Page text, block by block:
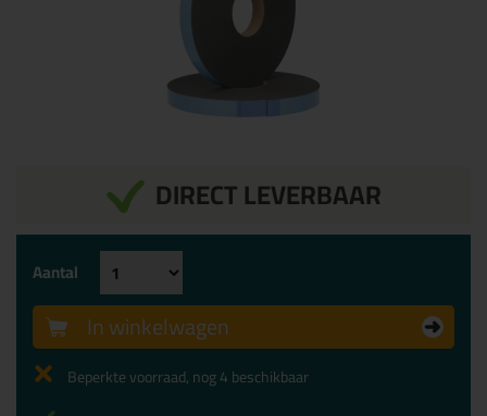
DIRECT LEVERBAAR
Aantal
In winkelwagen
Beperkte voorraad, nog 4 beschikbaar